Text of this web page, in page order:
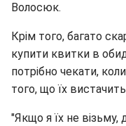
Волосюк.
Крім того, багато
купити квитки в
потрібно чекати,
того, що їх
"Якщо я їх не візьму,